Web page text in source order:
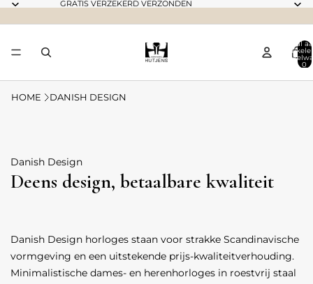
GRATIS VERZEKERD VERZONDEN
Totaal
0
HOME DANISH DESIGN
Danish Design
Deens design, betaalbare kwaliteit
Danish Design horloges staan voor strakke Scandinavische
vormgeving en een uitstekende prijs-kwaliteitverhouding.
Minimalistische dames- en herenhorloges in roestvrij staal